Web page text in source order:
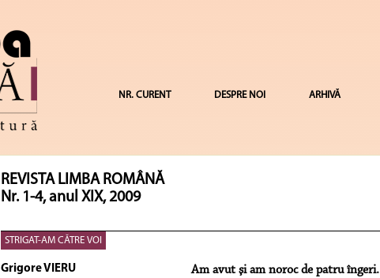
NR. CURENT DESPRE NOI ARHIVĂ
REVISTA LIMBA ROMÂNĂ
Nr. 1-4, anul XIX, 2009
STRIGAT-AM CĂTRE VOI
Grigore VIERU Am avut şi am noroc de patru